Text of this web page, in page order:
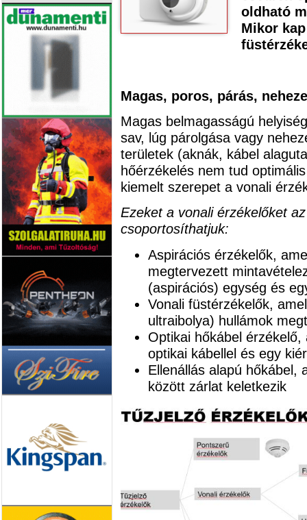
oldható
Mikor
Magas, poros, párás,
Magas belmagasságú
sav, lúg párolgása vagy
területek (aknák, kábel
hőérzékelés nem tud
kiemelt szerepet a vonali
Ezeket a vonali érzékelőket
csoportosíthatjuk:
Aspirációs érzékelők,
megtervezett
(aspirációs) egység és
Vonali füstérzékelők,
ultraibolya) hullámok
Optikai hőkábel
optikai kábellel és egy
Ellenállás alapú hőkábel,
között zárlat keletkezik